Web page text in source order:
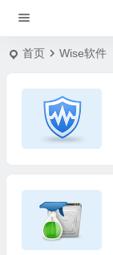
首页 Wise软件